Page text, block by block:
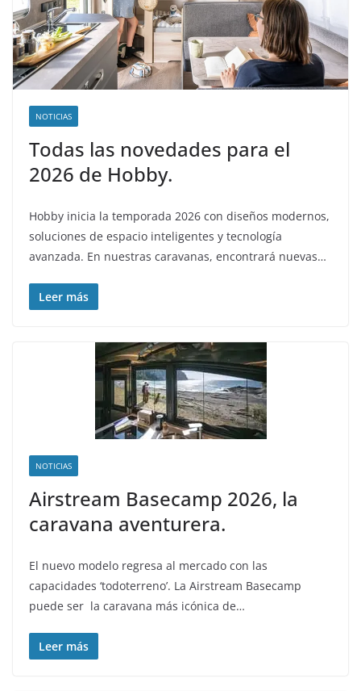
NOTICIAS
Todas las novedades para el
2026 de Hobby.
Hobby inicia la temporada 2026 con diseños modernos,
soluciones de espacio inteligentes y tecnología
avanzada. En nuestras caravanas, encontrará nuevas…
Leer más
NOTICIAS
Airstream Basecamp 2026, la
caravana aventurera.
El nuevo modelo regresa al mercado con las
capacidades ‘todoterreno’. La Airstream Basecamp
puede ser la caravana más icónica de…
Leer más